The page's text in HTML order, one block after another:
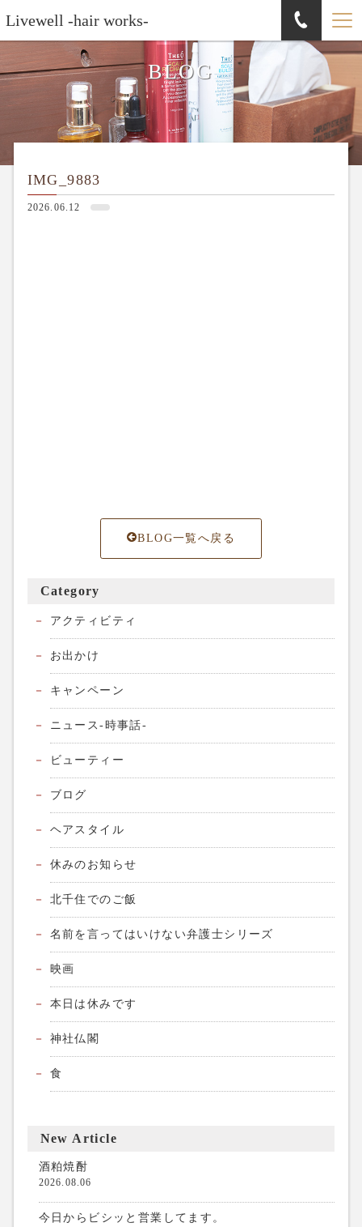
Livewell -hair works-
BLOG
IMG_9883
2026.06.12
BLOG一覧へ戻る
Category
アクティビティ
お出かけ
キャンペーン
ニュース-時事話-
ビューティー
ブログ
ヘアスタイル
休みのお知らせ
北千住でのご飯
名前を言ってはいけない弁護士シリーズ
映画
本日は休みです
神社仏閣
食
New Article
酒粕焼酎
2026.08.06
今日からビシッと営業してます。